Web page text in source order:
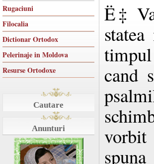
Rugaciuni
Filocalia
Dictionar Ortodox
Pelerinaje in Moldova
Resurse Ortodoxe
Cautare
Anunturi
Ë‡
cand